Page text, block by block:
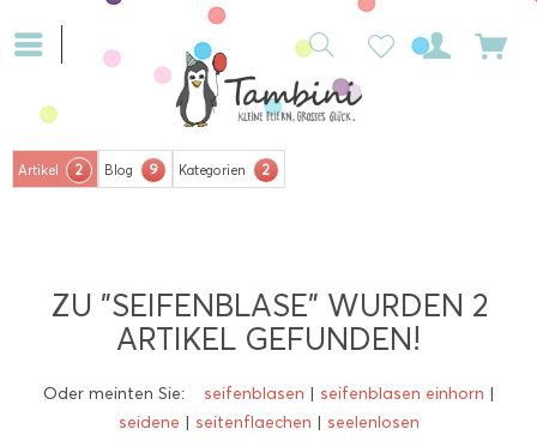
Artikel 2 Blog 9 Kategorien 2
ZU "SEIFENBLASE" WURDEN 2
ARTIKEL GEFUNDEN!
Oder meinten Sie: seifenblasen | seifenblasen einhorn |
seidene | seitenflaechen | seelenlosen